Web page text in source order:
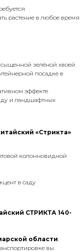
растение в любое время
зелёной хвоей
посадке в
эффекте
и ландшафтных
«Стрикта»
колонновидной
в саду
СТРИКТА 140-
области.
вы